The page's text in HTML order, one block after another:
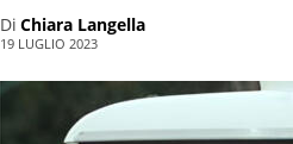
Di Chiara Langella
19 LUGLIO 2023